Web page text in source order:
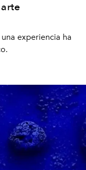
experiencia ha